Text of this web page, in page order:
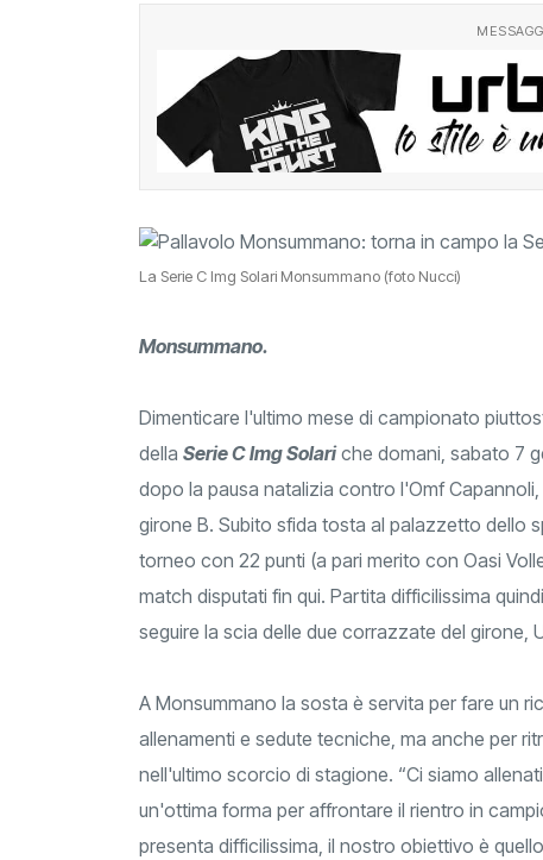
La Serie C Img Solari Monsummano (foto Nucci)
Monsummano.
Dimenticare l'ultimo mese di campionato
della Serie C Img Solariche domani, sabato 7
dopo la pausa natalizia contro l'Omf
girone B. Subito sfida tosta al palazzetto dello
torneo con 22 punti (a pari merito con Oasi
match disputati fin qui. Partita difficilissima
seguire la scia delle due corrazzate del girone,
A Monsummano la sosta è servita per fare un
allenamenti e sedute tecniche, ma anche per
nell'ultimo scorcio di stagione. “Ci siamo
un'ottima forma per affrontare il rientro in
presenta difficilissima, il nostro obiettivo è